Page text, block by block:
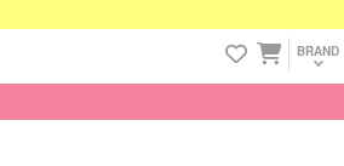
BRAND